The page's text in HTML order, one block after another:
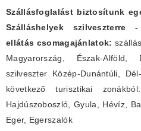
Szállásfoglalást biztosítunk
Szálláshelyek
ellátás csomagajánlatok:
Magyarország, Észak-Alföld,
szilveszter Közép-Dunántúli,
következő turisztikai
Hajdúszoboszló, Gyula, Hévíz,
Eger, Egerszalók